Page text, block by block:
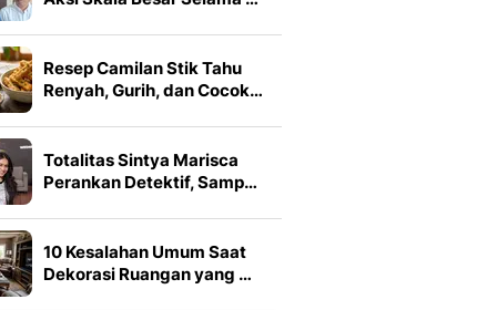
Resep Camilan Stik Tahu
Renyah, Gurih, dan Cocok…
Totalitas Sintya Marisca
Perankan Detektif, Samp…
10 Kesalahan Umum Saat
Dekorasi Ruangan yang …